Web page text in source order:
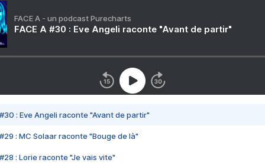
FACE A - un podcast Purecharts
FACE A #30 : Eve Angeli raconte "Avant de partir"
#30 : Eve Angeli raconte "Avant de partir"
#29 : MC Solaar raconte "Bouge de là"
#28 : Lorie raconte "Je vais vite"